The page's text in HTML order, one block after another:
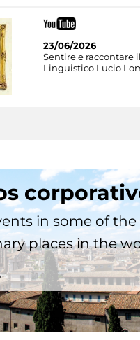
23/06/2026
Sentire e raccontare
Linguistico Lucio
in some of
places in the